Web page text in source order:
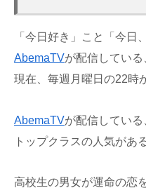
「今日好き」こと「今日
AbemaTVが配信している
現在、毎週月曜日の22時
AbemaTVが配信している
トップクラスの人気があ
高校生の男女が運命の恋